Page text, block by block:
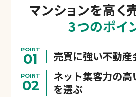
マンションを高く
3つのポイ
POINT
01 売買に強い不動産
POINT
02
ネット集客力の
を選ぶ